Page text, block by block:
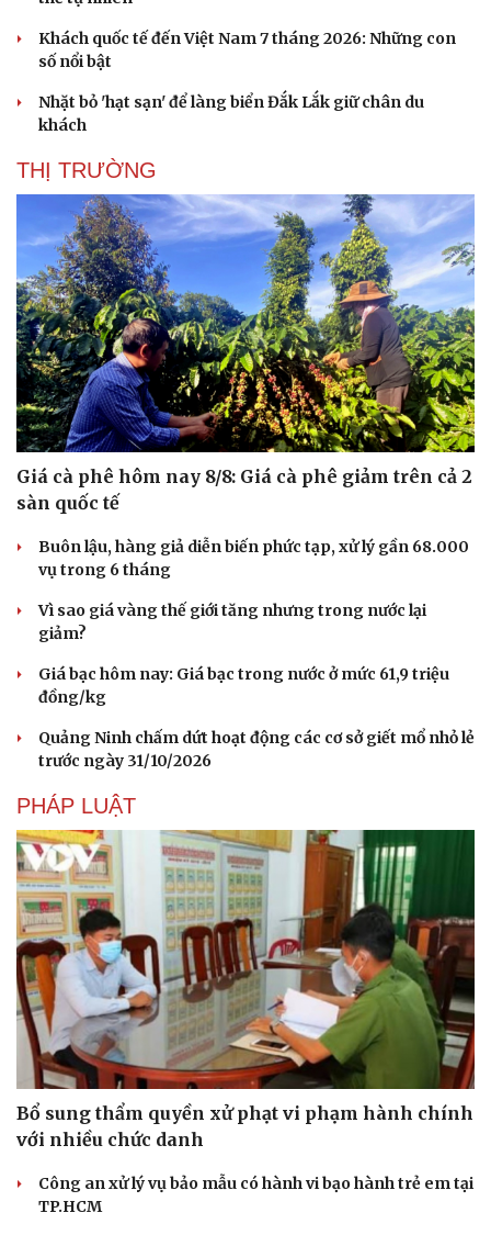
Du lịch
Tư vấn
Săn Tour
check-in
Podcast
Câu chuyện thời sự
Đọc truyện đêm khuya
Cửa sổ tình yêu
Kể chuyện cho bé
Hạt giống tâm hồn
Khách quốc tế đến Việt Nam 7 tháng 2026: Những con
số nổi bật
Nhặt bỏ 'hạt sạn' để làng biển Đắk Lắk giữ chân du
khách
THỊ TRƯỜNG
Giá cà phê hôm nay 8/8: Giá cà phê giảm trên cả 2
sàn quốc tế
Buôn lậu, hàng giả diễn biến phức tạp, xử lý gần 68.000
vụ trong 6 tháng
Vì sao giá vàng thế giới tăng nhưng trong nước lại
giảm?
Giá bạc hôm nay: Giá bạc trong nước ở mức 61,9 triệu
đồng/kg
Quảng Ninh chấm dứt hoạt động các cơ sở giết mổ nhỏ lẻ
trước ngày 31/10/2026
PHÁP LUẬT
Bổ sung thẩm quyền xử phạt vi phạm hành chính
với nhiều chức danh
Công an xử lý vụ bảo mẫu có hành vi bạo hành trẻ em tại
TP.HCM